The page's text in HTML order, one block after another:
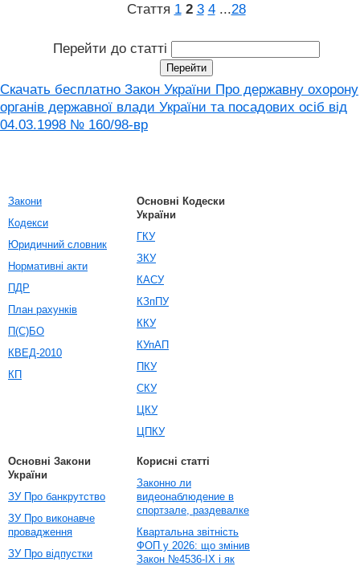
Стаття 1 2 3 4 ...28
Перейти до статті
Скачать бесплатно Закон України Про державну охорону
органів державної влади України та посадових осіб від
04.03.1998 № 160/98-вр
Закони
Кодекси
Юридичний словник
Нормативні акти
ПДР
План рахунків
П(С)БО
КВЕД-2010
КП
Основні Кодески
України
ГКУ
ЗКУ
КАСУ
КЗпПУ
ККУ
КУпАП
ПКУ
СКУ
ЦКУ
ЦПКУ
Основні Закони
України
ЗУ Про банкрутство
ЗУ Про виконавче
провадження
ЗУ Про відпустки
Корисні статті
Законно ли
видеонаблюдение в
спортзале, раздевалке
Квартальна звітність
ФОП у 2026: що змінив
Закон №4536-IX і як